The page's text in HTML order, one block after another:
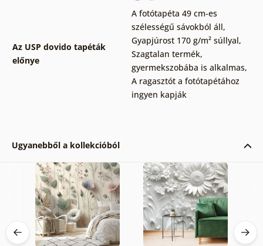
Az USP dovido tapéták
előnye
A fotótapéta 49 cm-es
szélességű sávokból áll,
Gyapjúrost 170 g/m² súllyal,
Szagtalan termék,
gyermekszobába is alkalmas,
A ragasztót a fotótapétához
ingyen kapják
Ugyanebből a kollekcióból